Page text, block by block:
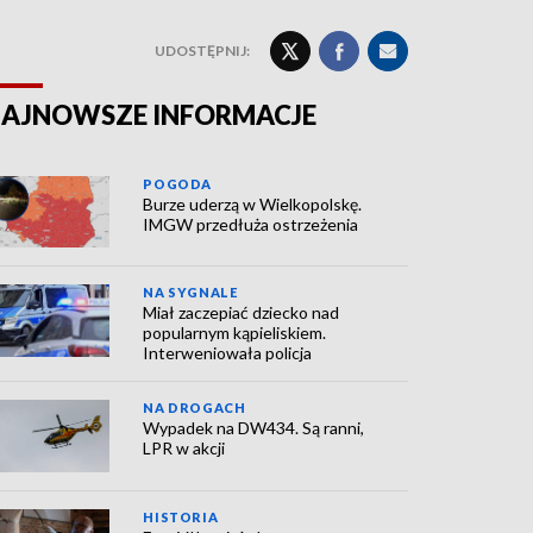
UDOSTĘPNIJ:
INFORMACJE
POGODA
Burze uderzą w Wielkopolskę.
IMGW przedłuża ostrzeżenia
NA SYGNALE
Miał zaczepiać dziecko nad
popularnym kąpieliskiem.
Interweniowała policja
NA DROGACH
Wypadek na DW434. Są ranni,
LPR w akcji
HISTORIA